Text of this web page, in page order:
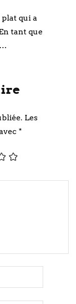
qui a
tant que
Les
*